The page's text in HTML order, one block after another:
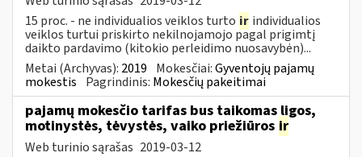
15 proc. - ne individualios veiklos turto ir individualios
veiklos turtui priskirto nekilnojamojo pagal prigimtį
daikto pardavimo (kitokio perleidimo nuosavybėn)...
Metai (Archyvas): 2019 Mokesčiai:Gyventojų pajamų
mokestis Pagrindinis: Mokesčių pakeitimai
pajamų mokesčio tarifas bus taikomas ligos,
motinystės, tėvystės, vaiko priežiūros ir
Web turinio sąrašas 2019-03-12